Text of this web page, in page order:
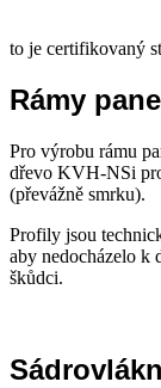
to je certifikovaný
Rámy
Pro výrobu rámu
dřevo KVH-NSi
(převážně smrku).
Profily jsou
aby nedocházelo k
škůdci.